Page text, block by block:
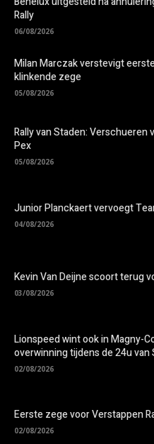
Rally
06/08/2026
Milan Marczak verstevigt
klinkende zege
05/08/2026
Rally van Staden: Verschueren
Pex
05/08/2026
Junior Planckaert vervoegt
04/08/2026
Kevin Van Deijne scoort terug
03/08/2026
Lionspeed wint ook in Magny-
overwinning tijdens de 24u van
02/08/2026
Eerste zege voor Verstappen
02/08/2026